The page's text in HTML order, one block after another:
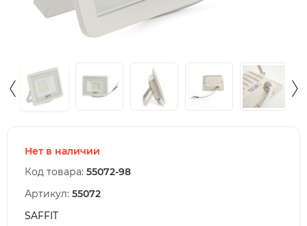
Нет в наличии
Код товара: 55072-98
Артикул: 55072
SAFFIT